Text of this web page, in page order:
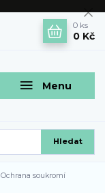
Menu
Hledat
0 ks
0 Kč
Ochrana soukromí